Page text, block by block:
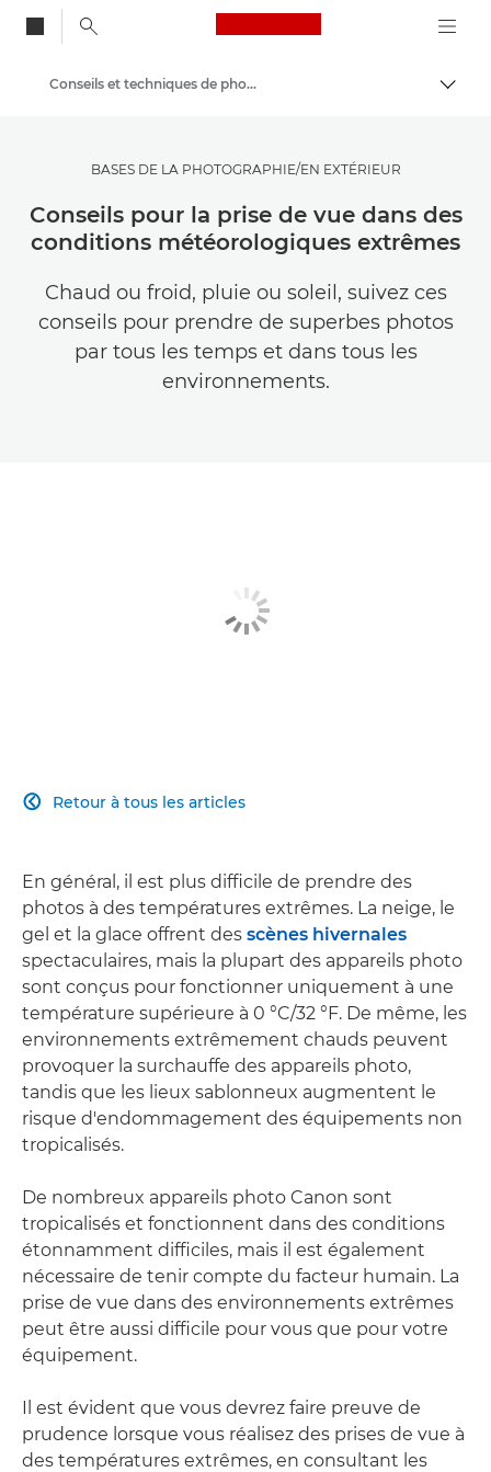
Canon Logo, back
Trouvez l'inspiration | Conseils de photographie et d'impression et guides de l'acheteur
Conseils et techniques de photographie et d'impression
BASES DE LA PHOTOGRAPHIE/EN EXTÉRIEUR
Conseils pour la prise de vue dans des
conditions météorologiques extrêmes
Chaud ou froid, pluie ou soleil, suivez ces
conseils pour prendre de superbes photos
par tous les temps et dans tous les
environnements.
Retour à tous les articles

En général, il est plus difficile de prendre des
photos à des températures extrêmes. La neige, le
gel et la glace offrent des scènes hivernales
spectaculaires, mais la plupart des appareils photo
sont conçus pour fonctionner uniquement à une
température supérieure à 0 °C/32 °F. De même, les
environnements extrêmement chauds peuvent
provoquer la surchauffe des appareils photo,
tandis que les lieux sablonneux augmentent le
risque d'endommagement des équipements non
tropicalisés.
De nombreux appareils photo Canon sont
tropicalisés et fonctionnent dans des conditions
étonnamment difficiles, mais il est également
nécessaire de tenir compte du facteur humain. La
prise de vue dans des environnements extrêmes
peut être aussi difficile pour vous que pour votre
équipement.
Il est évident que vous devrez faire preuve de
prudence lorsque vous réalisez des prises de vue à
des températures extrêmes, en consultant les